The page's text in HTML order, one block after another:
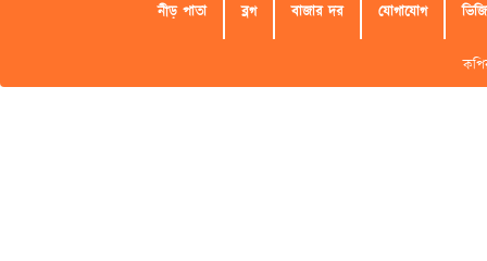
নীড় পাতা ব্লগ বাজার দর যোগাযোগ